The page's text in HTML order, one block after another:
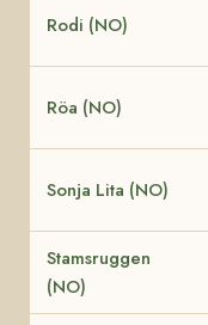
Rodi (NO)
Röa (NO)
Sonja Lita (NO)
Stamsruggen
(NO)